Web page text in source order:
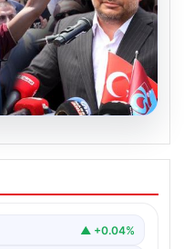
Adalı’ya
Anlamlı
Doğan, son▲ +0.04%